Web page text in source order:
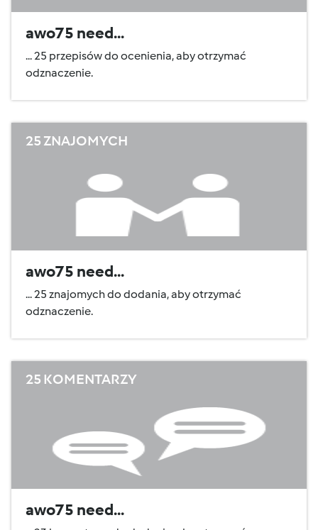
awo75 need...
... 25 przepisów do ocenienia, aby otrzymać
odznaczenie.
25 ZNAJOMYCH
awo75 need...
... 25 znajomych do dodania, aby otrzymać
odznaczenie.
25 KOMENTARZY
awo75 need...